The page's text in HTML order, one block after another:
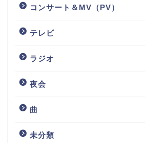
コンサート＆MV（PV）
テレビ
ラジオ
夜会
曲
未分類